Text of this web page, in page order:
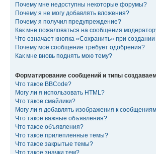
Почему мне недоступны некоторые форумы?
Почему я не могу добавлять вложения?
Почему я получил предупреждение?
Как мне пожаловаться на сообщения
Что означает кнопка «Сохранить» при
Почему моё сообщение требует одобрения?
Как мне вновь поднять мою тему?
Форматирование сообщений и типы
Что такое BBCode?
Могу ли я использовать HTML?
Что такое смайлики?
Могу ли я добавлять изображения к
Что такое важные объявления?
Что такое объявления?
Что такое прилепленные темы?
Что такое закрытые темы?
Что такое значки тем?